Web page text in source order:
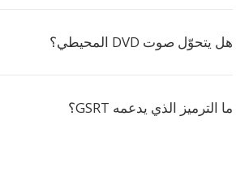
هل يتحوّل صوت DVD المحيطي؟
ما الترميز الذي يدعمه GSRT؟